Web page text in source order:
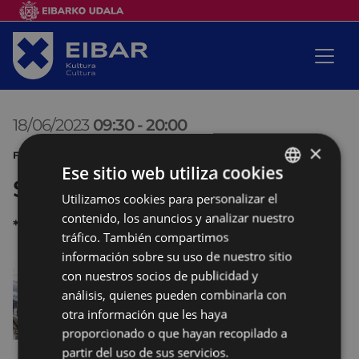
18/06/2023 09:30 -20:00
FIESTAS DEPORTE
Sanjuanak
*
BASQUE
SPANISH
×
Ese sitio web utiliza cookies
Utilizamos cookies para personalizar el
contenido, los anuncios y analizar nuestro
tráfico. También compartimos
información sobre su uso de nuestro sitio
con nuestros socios de publicidad y
análisis, quienes pueden combinarla con
otra información que les haya
proporcionado o que hayan recopilado a
partir del uso de sus servicios.